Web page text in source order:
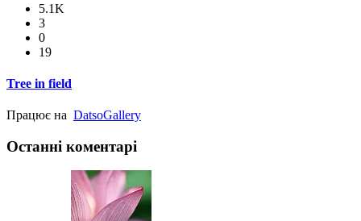
5.1K
3
0
19
Tree in field
Працює на DatsoGallery
Останні коментарі